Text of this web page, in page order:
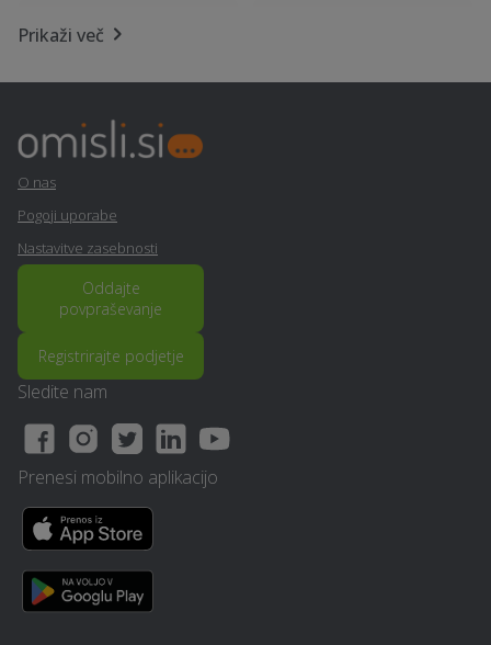
Ultrazvok - Brezice
Brezice
Strešna okna - Brezice
Snemanje poroke -
Nepremičninsko
zavarovanje - Brezice
Razvoj in programiranje -
Brezice
Prikaži več
O nas
Pogoji uporabe
Nastavitve zasebnosti
Oddajte
povpraševanje
Registrirajte podjetje
Sledite nam
Prenesi mobilno aplikacijo